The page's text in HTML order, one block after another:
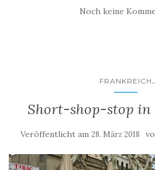
Noch keine
FRANKREICH
Short-shop-stop
Veröffentlicht am 28. März 2018